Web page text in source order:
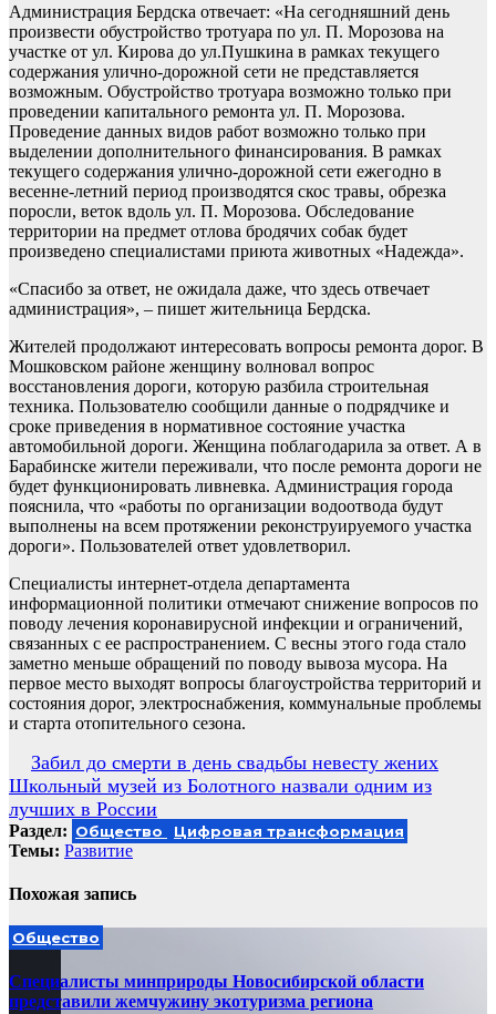
Администрация Бердска отвечает: «На сегодняшний день
произвести обустройство тротуара по ул. П. Морозова на
участке от ул. Кирова до ул.Пушкина в рамках текущего
содержания улично-дорожной сети не представляется
возможным. Обустройство тротуара возможно только при
проведении капитального ремонта ул. П. Морозова.
Проведение данных видов работ возможно только при
выделении дополнительного финансирования. В рамках
текущего содержания улично-дорожной сети ежегодно в
весенне-летний период производятся скос травы, обрезка
поросли, веток вдоль ул. П. Морозова. Обследование
территории на предмет отлова бродячих собак будет
произведено специалистами приюта животных «Надежда».
«Спасибо за ответ, не ожидала даже, что здесь отвечает
администрация», – пишет жительница Бердска.
Жителей продолжают интересовать вопросы ремонта дорог. В
Мошковском районе женщину волновал вопрос
восстановления дороги, которую разбила строительная
техника. Пользователю сообщили данные о подрядчике и
сроке приведения в нормативное состояние участка
автомобильной дороги. Женщина поблагодарила за ответ. А в
Барабинске жители переживали, что после ремонта дороги не
будет функционировать ливневка. Администрация города
пояснила, что «работы по организации водоотвода будут
выполнены на всем протяжении реконструируемого участка
дороги». Пользователей ответ удовлетворил.
Специалисты интернет-отдела департамента
информационной политики отмечают снижение вопросов по
поводу лечения коронавирусной инфекции и ограничений,
связанных с ее распространением. С весны этого года стало
заметно меньше обращений по поводу вывоза мусора. На
первое место выходят вопросы благоустройства территорий и
состояния дорог, электроснабжения, коммунальные проблемы
и старта отопительного сезона.
Навигация
по
записям
Забил до смерти в день свадьбы невесту жених
Школьный музей из Болотного назвали одним из
лучших в России
Раздел: Общество Цифровая трансформация
Темы: Развитие
Похожая запись
Общество
Специалисты минприроды Новосибирской области
представили жемчужину экотуризма региона